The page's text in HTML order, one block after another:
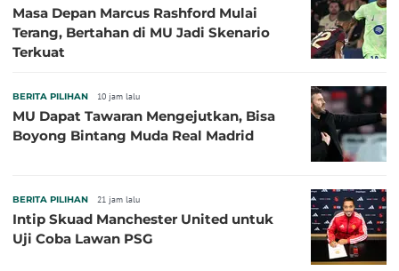
Masa Depan Marcus Rashford Mulai
Terang, Bertahan di MU Jadi Skenario
Terkuat
BERITA PILIHAN 10 jam lalu
MU Dapat Tawaran Mengejutkan, Bisa
Boyong Bintang Muda Real Madrid
BERITA PILIHAN 21 jam lalu
Intip Skuad Manchester United untuk
Uji Coba Lawan PSG